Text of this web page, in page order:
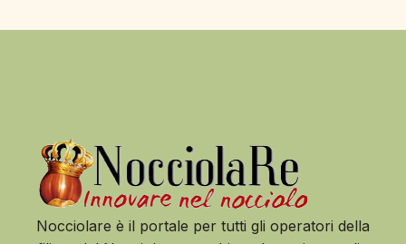
Nocciolare è il portale per tutti gli operatori della